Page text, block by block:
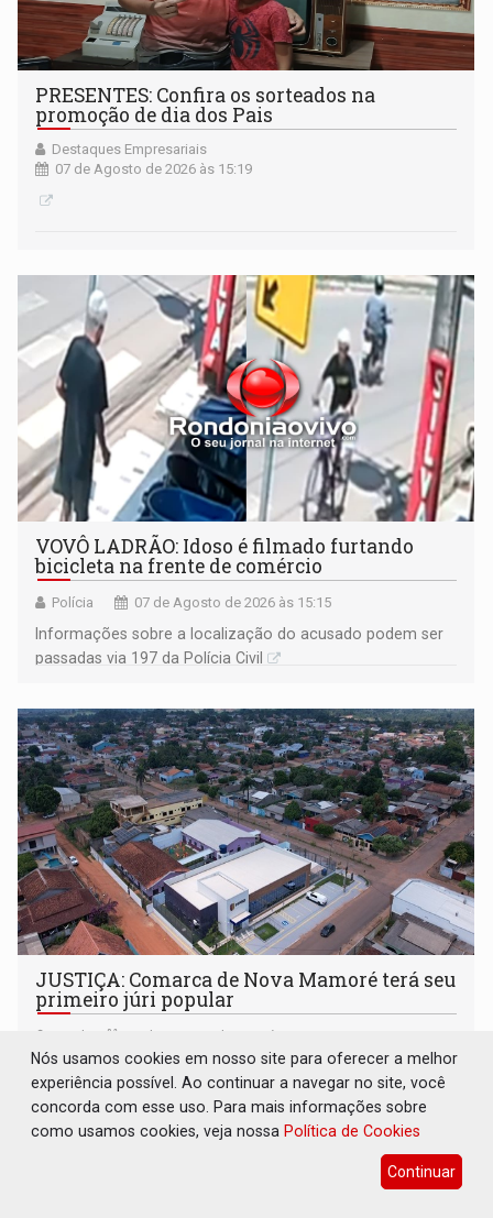
PRESENTES: Confira os sorteados na
promoção de dia dos Pais
Destaques Empresariais
07 de Agosto de 2026 às 15:19
VOVÔ LADRÃO: Idoso é filmado furtando
bicicleta na frente de comércio
Polícia 07 de Agosto de 2026 às 15:15
Informações sobre a localização do acusado podem ser
passadas via 197 da Polícia Civil
JUSTIÇA: Comarca de Nova Mamoré terá seu
primeiro júri popular
Geral 07 de Agosto de 2026 às 14:54
A 24ª comarca do Estado ainda julgará mais três casos a
partir do dia 12, na Câmara de Vereadores do município
Nós usamos cookies em nosso site para oferecer a melhor
experiência possível. Ao continuar a navegar no site, você
concorda com esse uso. Para mais informações sobre
como usamos cookies, veja nossa Política de Cookies
Continuar